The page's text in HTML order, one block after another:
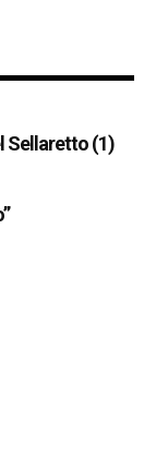
Sellaretto (1)